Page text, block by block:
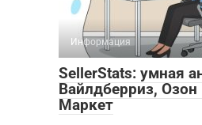
Информация
SellerStats: умная
Вайлдберриз, Озон
Маркет